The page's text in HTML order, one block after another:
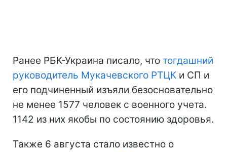
Ранее РБК-Украина писало, что тогдашний
руководитель Мукачевского РТЦК и СП и
его подчиненный изъяли безосновательно
не менее 1577 человек с военного учета.
1142 из них якобы по состоянию здоровья.
Также 6 августа стало известно о